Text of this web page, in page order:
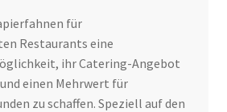
für
Restaurants eine
ihr Catering-Angebot
einen Mehrwert für
zu schaffen. Speziell auf den